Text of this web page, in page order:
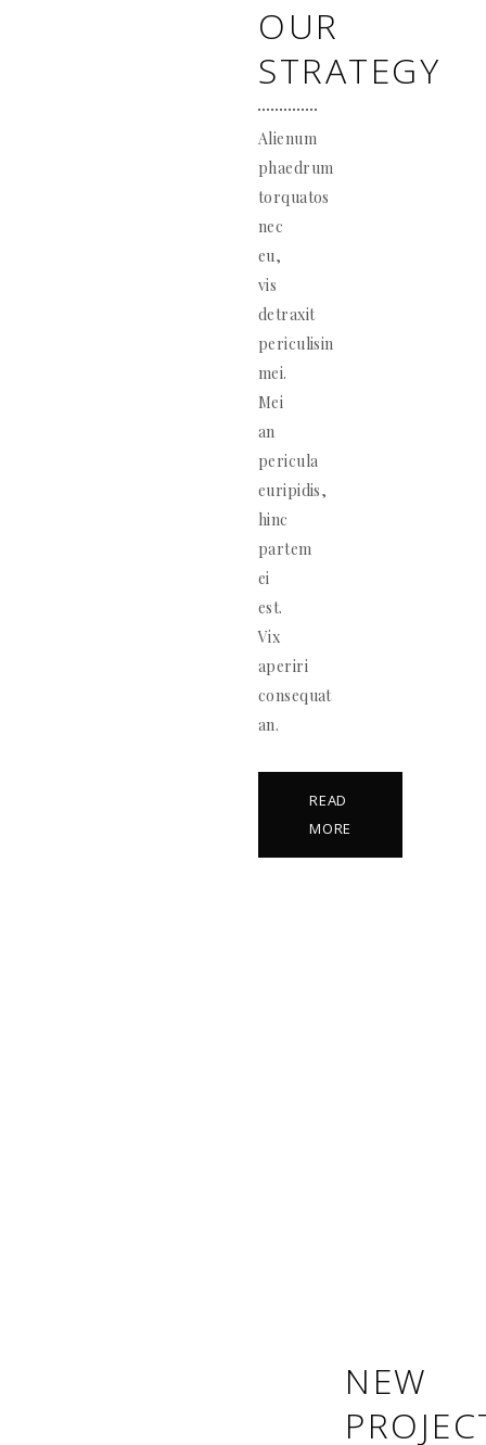
OUR
STRATEGY
Alienum
phaedrum
torquatos
nec
eu,
vis
detraxit
periculisin
mei.
Mei
an
pericula
euripidis,
hinc
partem
ei
est.
Vix
aperiri
consequat
an.
READ
MORE
NEW